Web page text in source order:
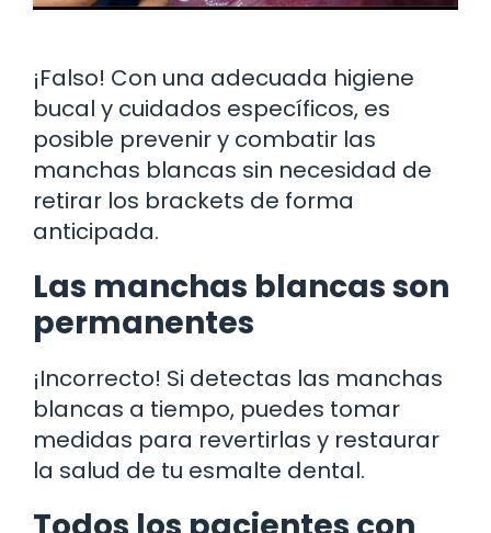
¡Falso! Con una adecuada higiene
bucal y cuidados específicos, es
posible prevenir y combatir las
manchas blancas sin necesidad de
retirar los brackets de forma
anticipada.
Las manchas blancas son
permanentes
¡Incorrecto! Si detectas las manchas
blancas a tiempo, puedes tomar
medidas para revertirlas y restaurar
la salud de tu esmalte dental.